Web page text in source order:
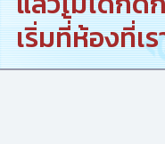
เริ่มที่้ห้องที่เ